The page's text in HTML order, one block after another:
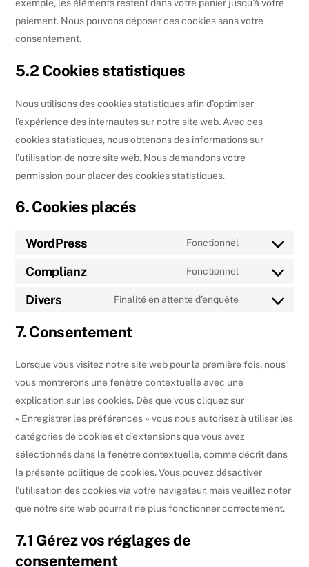
exemple, les éléments restent dans votre panier jusqu’à votre
paiement. Nous pouvons déposer ces cookies sans votre
consentement.
5.2 Cookies statistiques
Nous utilisons des cookies statistiques afin d’optimiser
l’expérience des internautes sur notre site web. Avec ces
cookies statistiques, nous obtenons des informations sur
l’utilisation de notre site web. Nous demandons votre
permission pour placer des cookies statistiques.
6. Cookies placés
WordPress Fonctionnel
Consent
wordpress
Complianz Fonctionnel
Consent
Divers Finalité en attente d’enquête
Consent
divers
7. Consentement
Lorsque vous visitez notre site web pour la première fois, nous
vous montrerons une fenêtre contextuelle avec une
explication sur les cookies. Dès que vous cliquez sur
« Enregistrer les préférences » vous nous autorisez à utiliser les
catégories de cookies et d’extensions que vous avez
sélectionnés dans la fenêtre contextuelle, comme décrit dans
la présente politique de cookies. Vous pouvez désactiver
l’utilisation des cookies via votre navigateur, mais veuillez noter
que notre site web pourrait ne plus fonctionner correctement.
7.1 Gérez vos réglages de
consentement